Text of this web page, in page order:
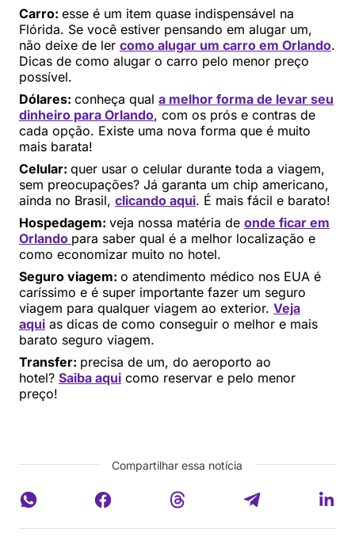
Carro: esse é um item quase indispensável na
Flórida. Se você estiver pensando em alugar um,
não deixe de ler como alugar um carro em Orlando.
Dicas de como alugar o carro pelo menor preço
possível.
Dólares: conheça qual a melhor forma de levar seu
dinheiro para Orlando, com os prós e contras de
cada opção. Existe uma nova forma que é muito
mais barata!
Celular: quer usar o celular durante toda a viagem,
sem preocupações? Já garanta um chip americano,
ainda no Brasil, clicando aqui. É mais fácil e barato!
Hospedagem: veja nossa matéria de onde ficar em
Orlando para saber qual é a melhor localização e
como economizar muito no hotel.
Seguro viagem: o atendimento médico nos EUA é
caríssimo e é super importante fazer um seguro
viagem para qualquer viagem ao exterior. Veja
aqui as dicas de como conseguir o melhor e mais
barato seguro viagem.
Transfer: precisa de um, do aeroporto ao
hotel? Saiba aqui como reservar e pelo menor
preço!
Compartilhar essa notícia